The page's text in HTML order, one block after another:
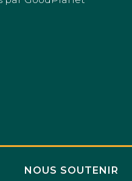
NOUS SOUTENIR